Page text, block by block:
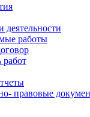
деятельности
работы
работ
правовые